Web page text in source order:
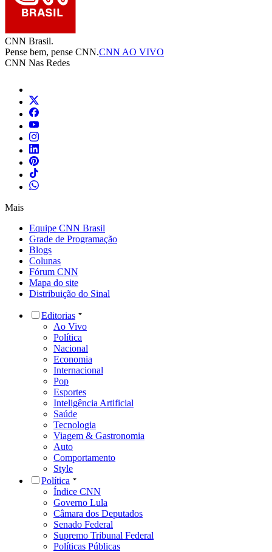
CNN Brasil.
Pense bem, pense CNN.CNN AO VIVO
CNN Nas Redes
Mais
Equipe CNN Brasil
Grade de Programação
Blogs
Colunas
Fórum CNN
Mapa do site
Distribuição do Sinal
Editorias
Ao Vivo
Política
Nacional
Economia
Internacional
Pop
Esportes
Inteligência Artificial
Saúde
Tecnologia
Viagem & Gastronomia
Auto
Comportamento
Style
Política
Índice CNN
Governo Lula
Câmara dos Deputados
Senado Federal
Supremo Tribunal Federal
Políticas Públicas